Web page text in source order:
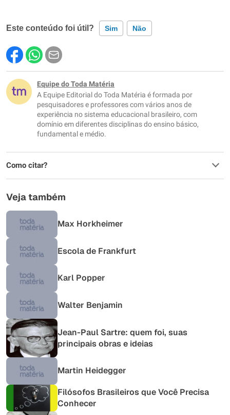
Este conteúdo foi útil? Sim Não
Este conteúdo contém informação incorreta
Este conteúdo não tem a informação que procuro
Outro
Equipe do Toda Matéria
A Equipe Editorial do Toda Matéria é formada por
pesquisadores e professores com vários anos de
experiência no sistema educacional brasileiro, com
domínio em diferentes disciplinas do ensino básico,
fundamental e médio.
Como citar?
Veja também
Max Horkheimer
Escola de Frankfurt
Karl Popper
Walter Benjamin
Jean-Paul Sartre: quem foi, suas
principais obras e ideias
Martin Heidegger
Filósofos Brasileiros que Você Precisa
Conhecer